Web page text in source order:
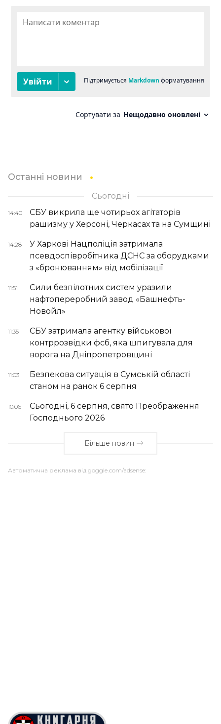
Останні новини
Сьогодні
14:40
СБУ викрила ще чотирьох агітаторів
рашизму у Херсоні, Черкасах та на Сумщині
14:28
У Харкові Нацполіція затримала
псевдоспівробітника ДСНС за оборудками
з «бронюванням» від мобілізації
11:51
Сили безпілотних систем уразили
нафтопереробний завод «Башнефть-
Новойл»
11:35
СБУ затримала агентку військової
контррозвідки фсб, яка шпигувала для
ворога на Дніпропетровщині
11:03
Безпекова ситуація в Сумській області
станом на ранок 6 серпня
10:06
Сьогодні, 6 серпня, свято Преображення
Господнього 2026
Більше новин
Автоматична реклама від goggle.com/adsense: